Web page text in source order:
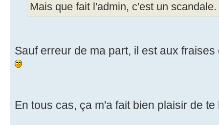
Mais que fait l'admin, c'est un scandale.
Sauf erreur de ma part, il est aux
En tous cas, ça m'a fait bien plaisir de te